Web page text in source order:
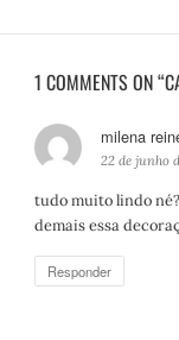
1 COMMENTS ON
milena
22 de junho
tudo muito lindo
demais essa
Responder